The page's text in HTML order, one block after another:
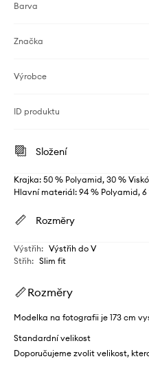
Barva
Značka
Výrobce
ID produktu
Složení
Krajka: 50 % Polyamid, 30 %
Hlavní materiál: 94 % Polyamid,
Rozměry
Výstřih: Výstřih do V
Střih: Slim fit
Rozměry
Modelka na fotografii je 173 cm
Standardní velikost
Doporučujeme zvolit velikost,